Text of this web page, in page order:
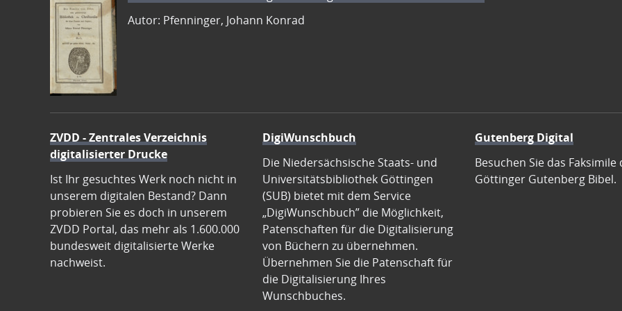
Autor: Pfenninger, Johann Konrad
ZVDD - Zentrales Verzeichnis
digitalisierter Drucke
Ist Ihr gesuchtes Werk noch nicht in
unserem digitalen Bestand? Dann
probieren Sie es doch in unserem
ZVDD Portal, das mehr als 1.600.000
bundesweit digitalisierte Werke
nachweist.
DigiWunschbuch
Die Niedersächsische Staats- und
Universitätsbibliothek Göttingen
(SUB) bietet mit dem Service
„DigiWunschbuch” die Möglichkeit,
Patenschaften für die Digitalisierung
von Büchern zu übernehmen.
Übernehmen Sie die Patenschaft für
die Digitalisierung Ihres
Wunschbuches.
Gutenberg Digital
Besuchen Sie das Faksimile
Göttinger Gutenberg Bibel.